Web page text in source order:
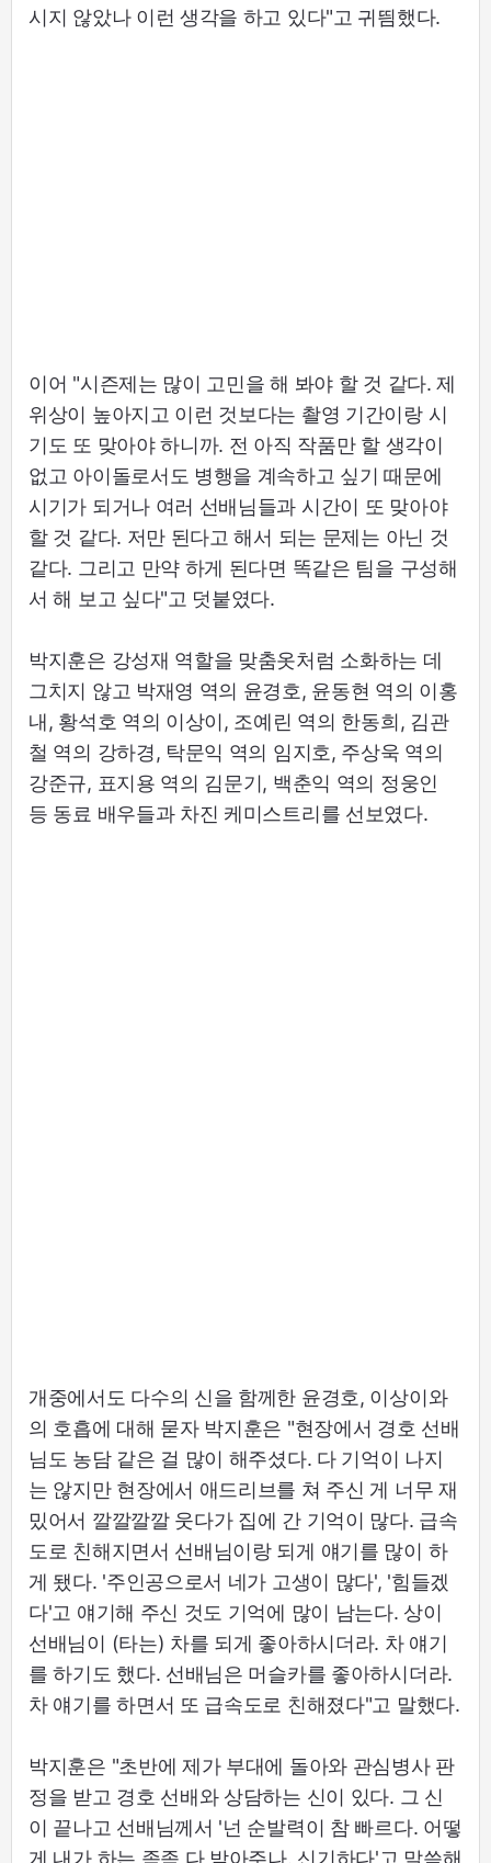
시지 않았나 이런 생각을 하고 있다"고 귀띔했다.
이어 "시즌제는 많이 고민을 해 봐야 할 것 같다. 제
위상이 높아지고 이런 것보다는 촬영 기간이랑 시
기도 또 맞아야 하니까. 전 아직 작품만 할 생각이
없고 아이돌로서도 병행을 계속하고 싶기 때문에
시기가 되거나 여러 선배님들과 시간이 또 맞아야
할 것 같다. 저만 된다고 해서 되는 문제는 아닌 것
같다. 그리고 만약 하게 된다면 똑같은 팀을 구성해
서 해 보고 싶다"고 덧붙였다.
박지훈은 강성재 역할을 맞춤옷처럼 소화하는 데
그치지 않고 박재영 역의 윤경호, 윤동현 역의 이홍
내, 황석호 역의 이상이, 조예린 역의 한동희, 김관
철 역의 강하경, 탁문익 역의 임지호, 주상욱 역의
강준규, 표지용 역의 김문기, 백춘익 역의 정웅인
등 동료 배우들과 차진 케미스트리를 선보였다.
개중에서도 다수의 신을 함께한 윤경호, 이상이와
의 호흡에 대해 묻자 박지훈은 "현장에서 경호 선배
님도 농담 같은 걸 많이 해주셨다. 다 기억이 나지
는 않지만 현장에서 애드리브를 쳐 주신 게 너무 재
밌어서 깔깔깔깔 웃다가 집에 간 기억이 많다. 급속
도로 친해지면서 선배님이랑 되게 얘기를 많이 하
게 됐다. '주인공으로서 네가 고생이 많다', '힘들겠
다'고 얘기해 주신 것도 기억에 많이 남는다. 상이
선배님이 (타는) 차를 되게 좋아하시더라. 차 얘기
를 하기도 했다. 선배님은 머슬카를 좋아하시더라.
차 얘기를 하면서 또 급속도로 친해졌다"고 말했다.
박지훈은 "초반에 제가 부대에 돌아와 관심병사 판
정을 받고 경호 선배와 상담하는 신이 있다. 그 신
이 끝나고 선배님께서 '넌 순발력이 참 빠르다. 어떻